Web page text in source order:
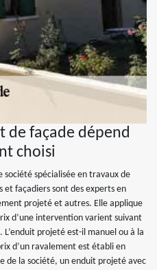
de façade dépend
choisi
société spécialisée en travaux de
et façadiers sont des experts en
projeté et autres. Elle applique
d’une intervention varient suivant
projeté est-il manuel ou à la
d’un ravalement est établi en
de la société, un enduit projeté avec